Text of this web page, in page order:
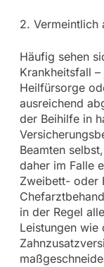
2. Vermeintlich
Häufig sehen
Krankheitsfall
Heilfürsorge
ausreichend
der Beihilfe in
Beamten
daher im Falle
Zweibett- oder
in der Regel
Leistungen